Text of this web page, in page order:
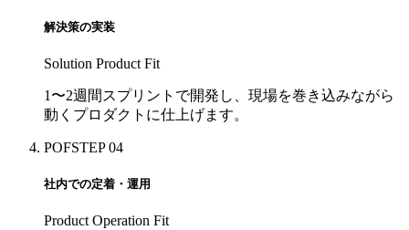
解決策の実装
Solution Product Fit
1〜2週間スプリントで開発し、現場を巻き込みながら
動くプロダクトに仕上げます。
POFSTEP 04
社内での定着・運用
Product Operation Fit